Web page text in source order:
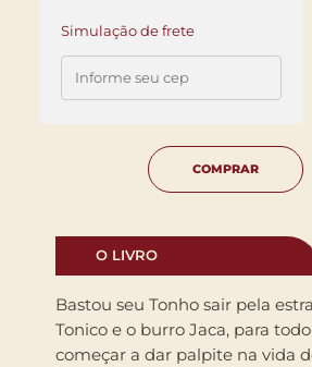
Simulação de frete
COMPRAR
O LIVRO
Bastou seu Tonho sair pela
Tonico e o burro Jaca, para
começar a dar palpite na vida